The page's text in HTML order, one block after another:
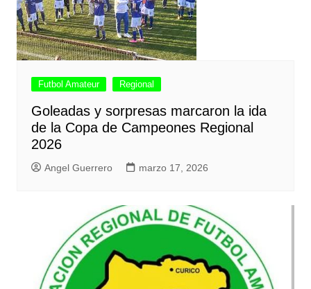
Futbol Amateur Regional
Goleadas y sorpresas marcaron la ida
de la Copa de Campeones Regional
2026
Angel Guerrero marzo 17, 2026